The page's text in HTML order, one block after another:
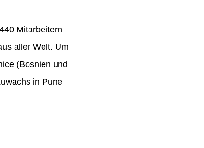
Mitarbeitern
aller Welt. Um
(Bosnien und
in Pune